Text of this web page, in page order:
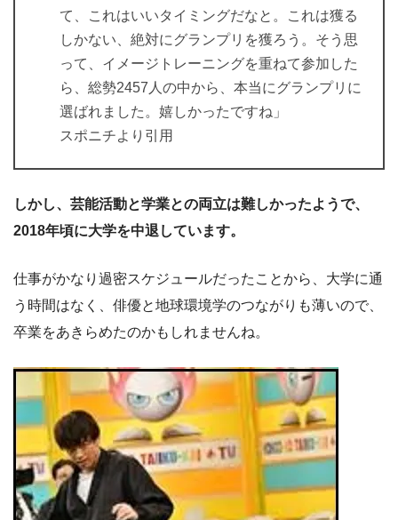
て、これはいいタイミングだなと。これは獲る
しかない、絶対にグランプリを獲ろう。そう思
って、イメージトレーニングを重ねて参加した
ら、総勢2457人の中から、本当にグランプリに
選ばれました。嬉しかったですね」
スポニチより引用
しかし、芸能活動と学業との両立は難しかったようで、
2018年頃に大学を中退しています。
仕事がかなり過密スケジュールだったことから、大学に通
う時間はなく、俳優と地球環境学のつながりも薄いので、
卒業をあきらめたのかもしれませんね。